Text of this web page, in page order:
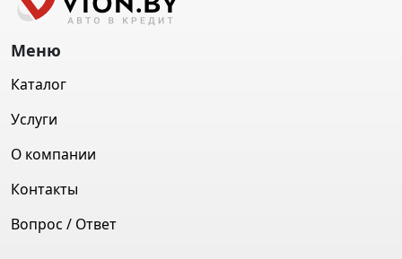
Меню
Каталог
Услуги
О компании
Контакты
Вопрос / Ответ